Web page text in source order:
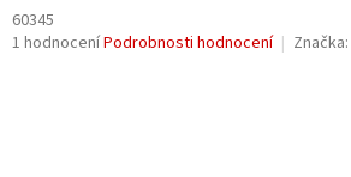
60345
Průměrné
1 hodnoceníPodrobnosti hodnocení Značka: